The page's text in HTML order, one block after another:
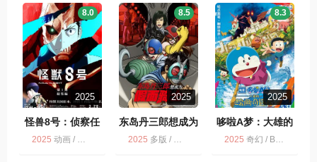
2025
怪兽8号：侦察任
务
8.0
2025 动画 / 多版
2025
东岛丹三郎想成为
假面骑士
8.5
2025 多版 / 动画 / 剧情 / 动作
2025
哆啦A梦：大雄的
绘画奇遇记 映画
8.3
2025 奇幻 / BD多版 / 动画 / 冒险 / 喜剧